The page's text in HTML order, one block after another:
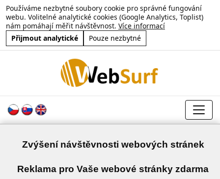
Používáme nezbytné soubory cookie pro správné fungování
webu. Volitelné analytické cookies (Google Analytics, Toplist)
nám pomáhají měřit návštěvnost. Více informací
Přijmout analytické
Pouze nezbytné
Zvýšení návštěvnosti webových stránek
Reklama pro Vaše webové stránky zdarma